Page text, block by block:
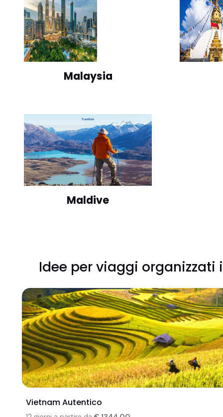
Malaysia
Maldive
Idee per viaggi organizzati
Vietnam Autentico